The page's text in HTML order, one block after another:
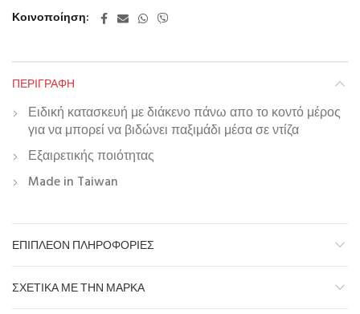
Κοινοποίηση
ΠΕΡΙΓΡΑΦΉ
Ειδική κατασκευή με διάκενο πάνω απο το κοντό μέρος
για να μπορεί να βιδώνει παξιμάδι μέσα σε ντίζα
Εξαιρετικής ποιότητας
Made in Taiwan
ΕΠΙΠΛΈΟΝ ΠΛΗΡΟΦΟΡΊΕΣ
ΣΧΕΤΙΚΆ ΜΕ ΤΗΝ ΜΆΡΚΑ